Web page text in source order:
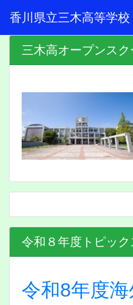
香川県立三木高等学校
三木高オープンスク
令和８年度トピック
令和8年度